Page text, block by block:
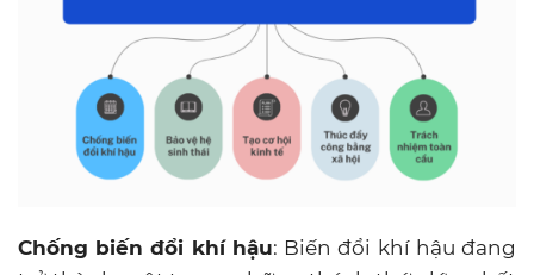
Chống biến đổi khí hậu: Biến đổi khí hậu đang